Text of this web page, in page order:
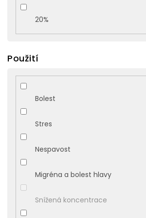
20%
Použití
Bolest
Stres
Nespavost
Migréna a bolest hlavy
Snížená koncentrace